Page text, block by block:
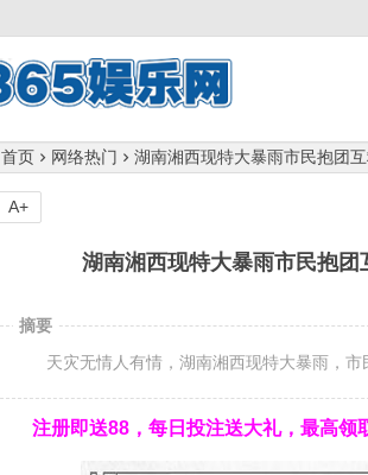
首页 网络热门 湖南湘西现特大暴雨市民抱团
湖南湘西现特大暴雨市民抱
A+
摘要
天灾无情人有情，湖南湘西现特大暴雨，市
注册即送88， 每日投注送大礼，最高领